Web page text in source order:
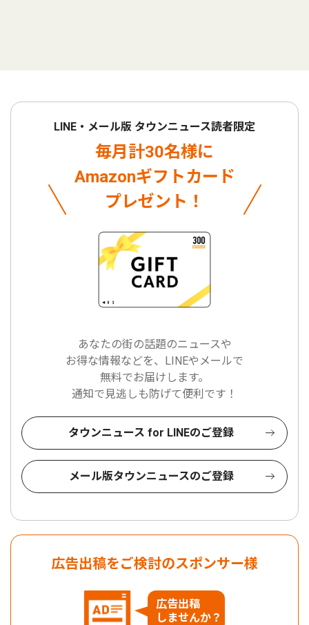
LINE・メール版 タウンニュース読者限定
毎月計30名様に
Amazonギフトカード
プレゼント！
あなたの街の話題のニュースや
お得な情報などを、LINEやメールで
無料でお届けします。
通知で見逃しも防げて便利です！
タウンニュース for LINEのご登録
メール版タウンニュースのご登録
広告出稿をご検討のスポンサー様
広告出稿
しませんか？